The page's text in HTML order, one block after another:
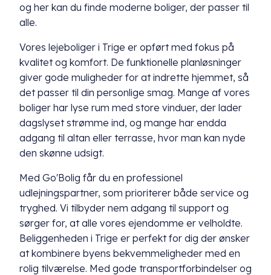
og her kan du finde moderne boliger, der passer til
alle.
Vores lejeboliger i Trige er opført med fokus på
kvalitet og komfort. De funktionelle planløsninger
giver gode muligheder for at indrette hjemmet, så
det passer til din personlige smag. Mange af vores
boliger har lyse rum med store vinduer, der lader
dagslyset strømme ind, og mange har endda
adgang til altan eller terrasse, hvor man kan nyde
den skønne udsigt.
Med Go'Bolig får du en professionel
udlejningspartner, som prioriterer både service og
tryghed. Vi tilbyder nem adgang til support og
sørger for, at alle vores ejendomme er velholdte.
Beliggenheden i Trige er perfekt for dig der ønsker
at kombinere byens bekvemmeligheder med en
rolig tilværelse. Med gode transportforbindelser og